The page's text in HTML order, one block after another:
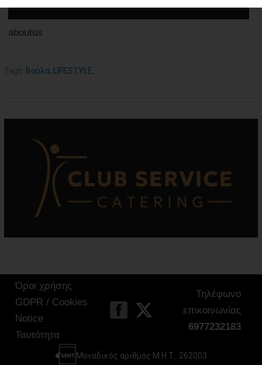
aboutus
Tags: Βούλα, LIFESTYLE,
Όροι χρήσης
GDPR / Cookies
Notice
Ταυτότητα
Τηλέφωνο
επικοινωνίας
6977232183
Μοναδικός αριθμός Μ.Η.Τ.: 262003